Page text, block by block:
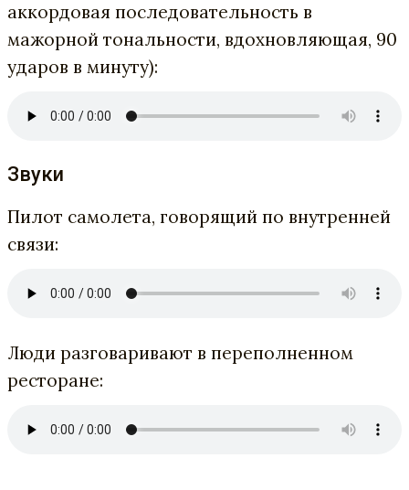
аккордовая последовательность в
мажорной тональности, вдохновляющая, 90
ударов в минуту):
Звуки
Пилот самолета, говорящий по внутренней
связи:
Люди разговаривают в переполненном
ресторане: